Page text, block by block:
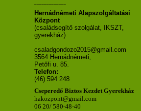
Hernádnémeti Alapszolgáltatási
Központ
(családsegítő szolgálat, IKSZT,
gyerekház)
csaladgondozo2015@gmail.com
3564 Hernádnémeti,
Petőfi u. 85.
Telefon:
(46) 594 248
Cseperedő Biztos Kezdet Gyerekház
hakozpont@gmail.com
06 20/ 580-48-40